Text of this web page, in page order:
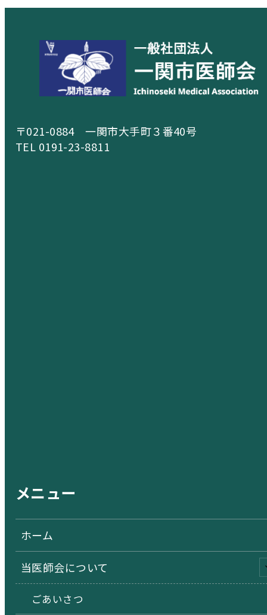
〒021-0884 一関市大手町３番40号
TEL 0191-23-8811
メニュー
ホーム
当医師会について
ごあいさつ